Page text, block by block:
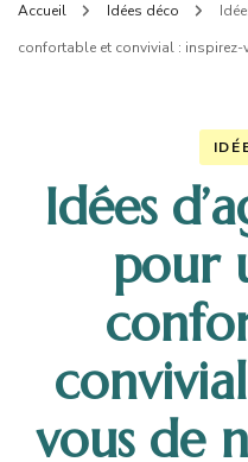
Accueil Idées déco
confortable et convivial :
Idées
pour
vous de